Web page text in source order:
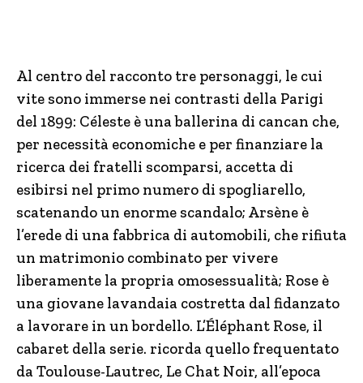
Al centro del racconto tre personaggi, le cui
vite sono immerse nei contrasti della Parigi
del 1899: Céleste è una ballerina di cancan che,
per necessità economiche e per finanziare la
ricerca dei fratelli scomparsi, accetta di
esibirsi nel primo numero di spogliarello,
scatenando un enorme scandalo; Arsène è
l’erede di una fabbrica di automobili, che rifiuta
un matrimonio combinato per vivere
liberamente la propria omosessualità; Rose è
una giovane lavandaia costretta dal fidanzato
a lavorare in un bordello. L’Éléphant Rose, il
cabaret della serie. ricorda quello frequentato
da Toulouse-Lautrec, Le Chat Noir, all’epoca